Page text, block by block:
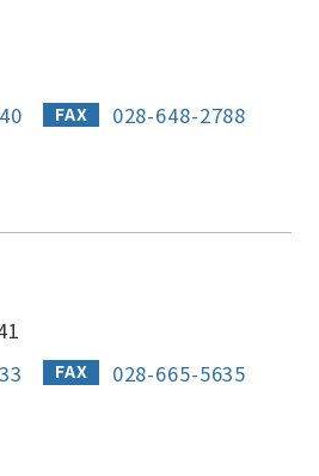
FAX 028-648-2788
FAX 028-665-5635